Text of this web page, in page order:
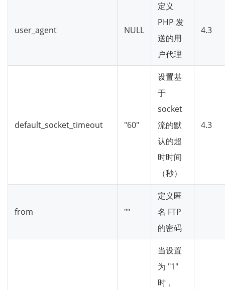
user_agent NULL
定义
PHP 发
送的用
户代理
4.3
default_socket_timeout "60"
设置基
于
socket
流的默
认的超
时时间
（秒）
4.3
from ""
定义匿
名 FTP
的密码
当设置
为 "1"
时，